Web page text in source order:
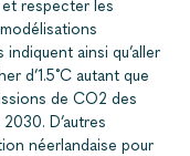
respecter les
ainsi qu’aller
d’1.5˚C autant que
de CO2 des
D’autres
néerlandaise pour